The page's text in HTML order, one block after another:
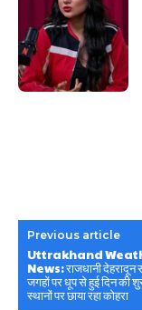
Previous article
Uttrakhand
News: राजधानी
जगहों पर धूप से हुई दिन की
स्थानों पर छाया रहा कोहरा